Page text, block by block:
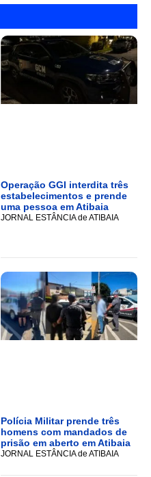
Operação GGI interdita três
estabelecimentos e prende
uma pessoa em Atibaia
JORNAL ESTÂNCIA de ATIBAIA
Polícia Militar prende três
homens com mandados de
prisão em aberto em Atibaia
JORNAL ESTÂNCIA de ATIBAIA